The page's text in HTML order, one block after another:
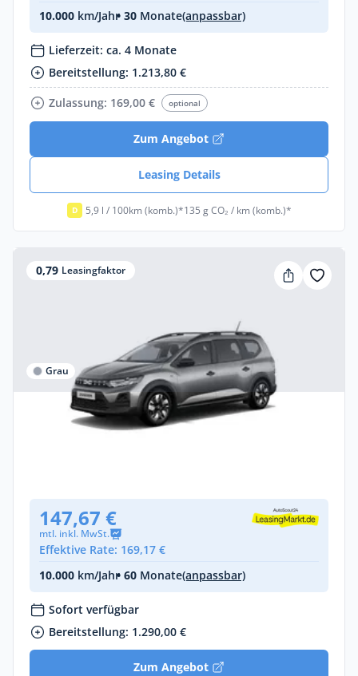
10.000 km/Jahr• 30 Monate(anpassbar)
Lieferzeit: ca. 4 Monate
Bereitstellung: 1.213,80 €
Zulassung: 169,00 €
optional
Zum Angebot
Leasing Details
D 5,9 l / 100km (komb.)*135 g CO₂ / km (komb.)*
0,79 Leasingfaktor
Grau
Privat & Gewerbe
147,67 €
mtl. inkl. MwSt.
Effektive Rate: 169,17 €
10.000 km/Jahr• 60 Monate(anpassbar)
Sofort verfügbar
Bereitstellung: 1.290,00 €
Zum Angebot